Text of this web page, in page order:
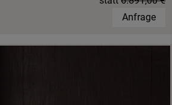
Anfrage